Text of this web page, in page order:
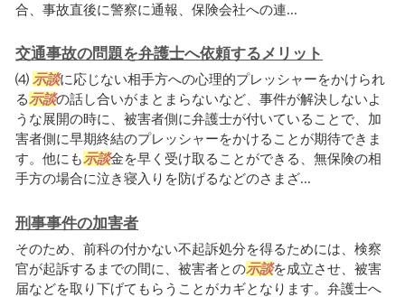
合、事故直後に警察に通報、保険会社への連...
交通事故の問題を弁護士へ依頼するメリット
⑷ 示談に応じない相手方への心理的プレッシャーをかけられ
る示談の話し合いがまとまらないなど、事件が解決しないよ
うな展開の時に、被害者側に弁護士が付いていることで、加
害者側に早期終結のプレッシャーをかけることが期待できま
す。他にも示談金を早く受け取ることができる、無保険の相
手方の場合に泣き寝入りを防げるなどのさまざ...
刑事事件の加害者
そのため、前科の付かない不起訴処分を得るためには、検察
官が起訴するまでの間に、被害者との示談を成立させ、被害
届などを取り下げてもらうことがカギとなります。弁護士へ